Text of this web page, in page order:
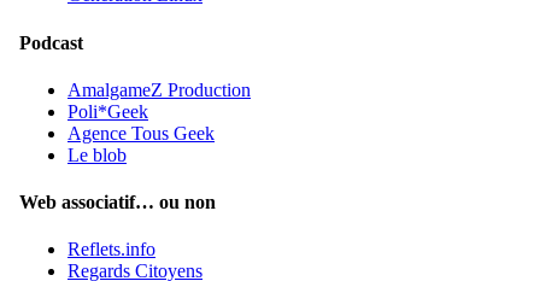
Podcast
AmalgameZ Production
Poli*Geek
Agence Tous Geek
Le blob
Web associatif… ou non
Reflets.info
Regards Citoyens